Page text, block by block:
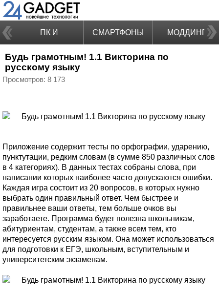
ПК И
НОУТБУКИ
СМАРТФОНЫ МОДДИНГ
Будь грамотным! 1.1 Викторина по
русскому языку
Просмотров: 8 173
Приложение содержит тесты по орфографии, ударению,
пунктутации, редким словам (в сумме 850 различных слов
в 4 категориях). В данных тестах собраны слова, при
написании которых наиболее часто допускаются ошибки.
Каждая игра состоит из 20 вопросов, в которых нужно
выбрать один правильный ответ. Чем быстрее и
правильнее ваши ответы, тем больше очков вы
заработаете. Программа будет полезна школьникам,
абитуриентам, студентам, а также всем тем, кто
интересуется русским языком. Она может использоваться
для подготовки к ЕГЭ, школьным, вступительным и
университетским экзаменам.